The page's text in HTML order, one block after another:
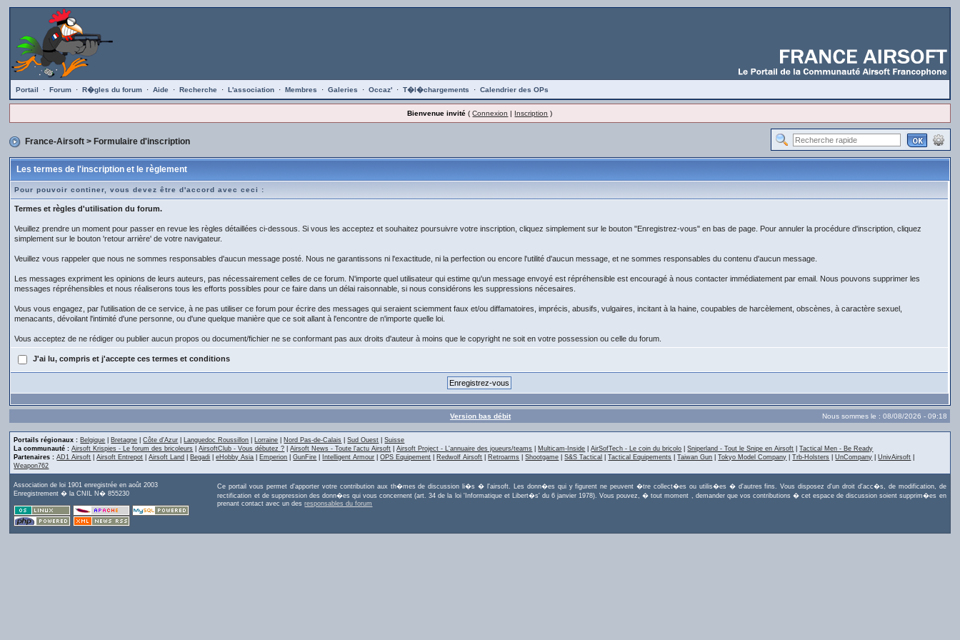
Portail · Forum · R�gles du forum · Aide · Recherche · L'association · Membres · Galeries · Occaz' · T�l�chargements · Calendrier des OPs
Bienvenue invité (Connexion | Inscription )
France-Airsoft > Formulaire d'inscription
Les termes de l'inscription et le règlement
Pour pouvoir continer, vous devez être d'accord avec ceci :
Termes et règles d'utilisation du forum.
Veuillez prendre un moment pour passer en revue les règles détaillées ci-dessous. Si vous les acceptez et souhaitez poursuivre votre inscription, cliquez simplement sur le bouton "Enregistrez-vous" en bas de page. Pour annuler la procédure d'inscription, cliquez
simplement sur le bouton 'retour arrière' de votre navigateur.
Veuillez vous rappeler que nous ne sommes responsables d'aucun message posté. Nous ne garantissons ni l'exactitude, ni la perfection ou encore l'utilité d'aucun message, et ne sommes responsables du contenu d'aucun message.
Les messages expriment les opinions de leurs auteurs, pas nécessairement celles de ce forum. N'importe quel utilisateur qui estime qu'un message envoyé est répréhensible est encouragé à nous contacter immédiatement par email. Nous pouvons supprimer les
messages répréhensibles et nous réaliserons tous les efforts possibles pour ce faire dans un délai raisonnable, si nous considérons les suppressions nécesaires.
Vous vous engagez, par l'utilisation de ce service, à ne pas utiliser ce forum pour écrire des messages qui seraient sciemment faux et/ou diffamatoires, imprécis, abusifs, vulgaires, incitant à la haine, coupables de harcèlement, obscènes, à caractère sexuel,
menacants, dévoilant l'intimité d'une personne, ou d'une quelque manière que ce soit allant à l'encontre de n'importe quelle loi.
Vous acceptez de ne rédiger ou publier aucun propos ou document/fichier ne se conformant pas aux droits d'auteur à moins que le copyright ne soit en votre possession ou celle du forum.
J'ai lu, compris et j'accepte ces termes et conditions
Version bas débit Nous sommes le : 08/08/2026 - 09:18
Portails régionaux : Belgique Bretagne |Côte d'Azur Languedoc Roussillon Lorraine Nord Pas-de-Calais |Sud Ouest |Suisse
La communauté : Airsoft Krispies - Le forum des bricoleurs |AirsoftClub - Vous débutez ? |Airsoft News - Toute l'actu Airsoft |Airsoft Project - L'annuaire des joueurs/teams Multicam-Inside |AirSofTech - Le coin du bricolo |Sniperland - Tout le Snipe en Airsoft |Tactical Men - Be Ready
Partenaires : AD1 Airsoft |Airsoft Entrepot |Airsoft Land Begadi |eHobby Asia Emperion |GunFire Intelligent Armour |OPS Equipement Redwolf Airsoft Retroarms |Shootgame |S&S Tactical |Tactical Equipements |Taiwan Gun |Tokyo Model Company |Trb-Holsters |UnCompany |UnivAirsoft
Weapon762
Association de loi 1901 enregistrée en août 2003
Enregistrement � la CNIL N� 855230
Ce portail vous permet d'apporter votre contribution aux th�mes de discussion li�s � l'airsoft. Les donn�es qui y figurent ne peuvent �tre collect�es ou utilis�es � d'autres fins. Vous disposez d'un droit d'acc�s, de modification, de
rectification et de suppression des donn�es qui vous concernent (art. 34 de la loi 'Informatique et Libert�s' du 6 janvier 1978). Vous pouvez, � tout moment , demander que vos contributions � cet espace de discussion soient supprim�es en
prenant contact avec un desresponsables du forum